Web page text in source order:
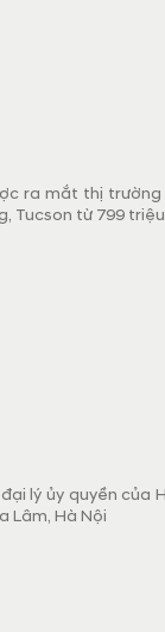
ra mắt thị
Tucson từ 799
lý ủy quyền của
Lâm, Hà Nội